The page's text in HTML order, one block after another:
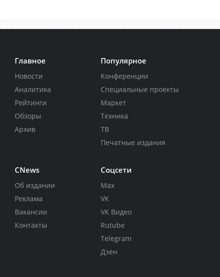
Главное
Новости
Аналитика
Рейтинги
Обзоры
Архив
Популярное
Конференции
Специальные проекты
Маркет
Техника
ТВ
Печатные издания
CNews
Об издании
Реклама
Вакансии
Контакты
Соцсети
Max
VK
VK Видео
Rutube
Telegram
Дзен